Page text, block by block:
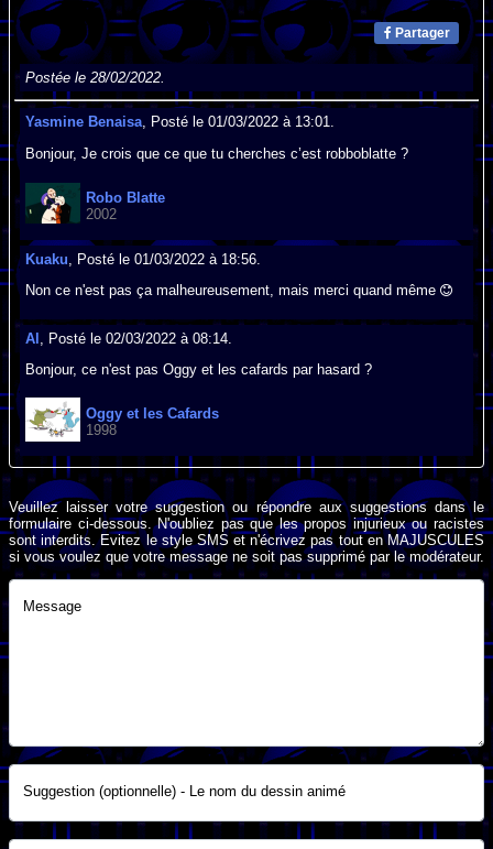
Partager
Postée le 28/02/2022.
Yasmine Benaisa, Posté le 01/03/2022 à 13:01.
Bonjour, Je crois que ce que tu cherches c’est robboblatte ?
Robo Blatte
2002
Kuaku, Posté le 01/03/2022 à 18:56.
Non ce n'est pas ça malheureusement, mais merci quand même
Al , Posté le 02/03/2022 à 08:14.
Bonjour, ce n'est pas Oggy et les cafards par hasard ?
Oggy et les Cafards
1998
Veuillez laisser votre suggestion ou répondre aux suggestions dans le
formulaire ci-dessous. N'oubliez pas que les propos injurieux ou racistes
sont interdits. Evitez le style SMS et n'écrivez pas tout en MAJUSCULES
si vous voulez que votre message ne soit pas supprimé par le modérateur.
Message
Suggestion (optionnelle) - Le nom du dessin animé